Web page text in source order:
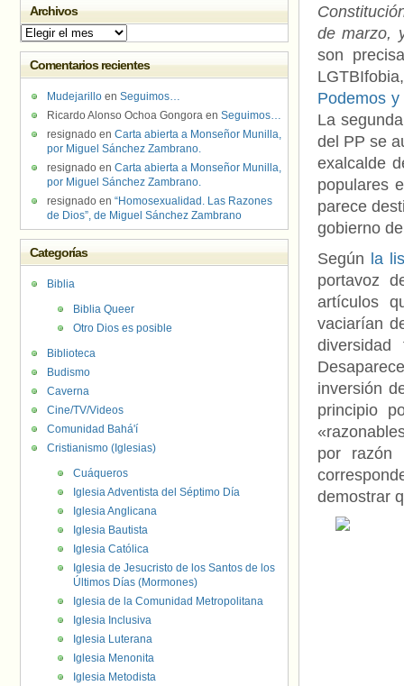
de marzo,
son
Podemos
La
del PP se
exalcalde
populares
parece
gobierno
Según la
portavoz
artículos
vaciarían
diversidad
inversión
principio
por razón
demostrar
Archivos
Archivos
Comentarios recientes
Mudejarillo en Seguimos…
Ricardo Alonso Ochoa Gongora en Seguimos…
resignado en Carta abierta a Monseñor Munilla,
por Miguel Sánchez Zambrano.
resignado en Carta abierta a Monseñor Munilla,
por Miguel Sánchez Zambrano.
resignado en “Homosexualidad. Las Razones
de Dios”, de Miguel Sánchez Zambrano
Categorías
Biblia
Biblia Queer
Otro Dios es posible
Biblioteca
Budismo
Caverna
Cine/TV/Videos
Comunidad Bahá'í
Cristianismo (Iglesias)
Cuáqueros
Iglesia Adventista del Séptimo Día
Iglesia Anglicana
Iglesia Bautista
Iglesia Católica
Iglesia de Jesucristo de los Santos de los
Últimos Días (Mormones)
Iglesia de la Comunidad Metropolitana
Iglesia Inclusiva
Iglesia Luterana
Iglesia Menonita
Iglesia Metodista